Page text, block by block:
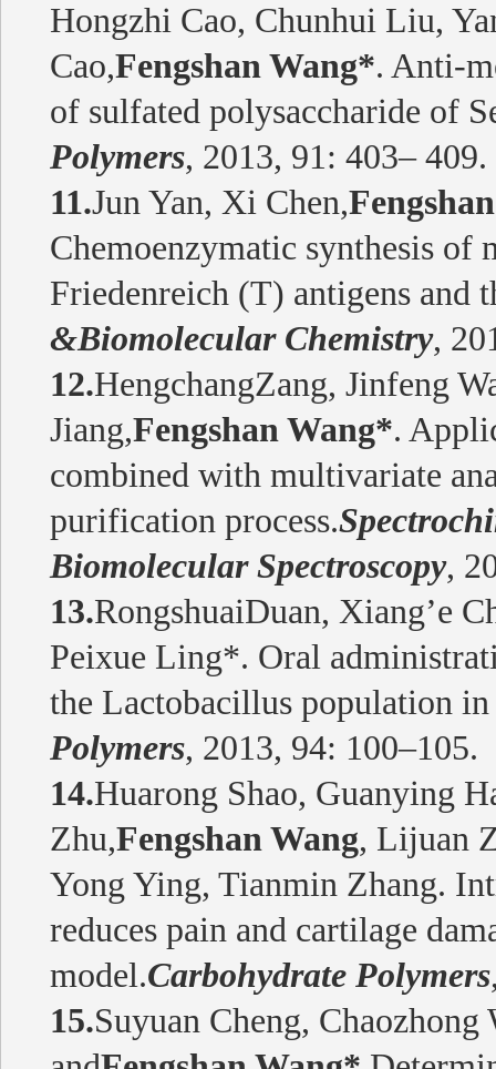
Hongzhi Cao, Chunhui Liu,
Cao,Fengshan Wang*. Anti-
of sulfated polysaccharide of
Polymers, 2013, 91: 403– 409.
11.Jun Yan, Xi Chen,
Chemoenzymatic synthesis of
Friedenreich (T) antigens and
&Biomolecular Chemistry,
12.HengchangZang, Jinfeng
Jiang,Fengshan Wang*.
combined with multivariate
purification process.
Biomolecular Spectroscopy,
13.RongshuaiDuan, Xiang’e
Peixue Ling*. Oral
the Lactobacillus population
Polymers, 2013, 94: 100–105.
14.Huarong Shao, Guanying
Zhu,Fengshan Wang, Lijuan
Yong Ying, Tianmin Zhang.
reduces pain and cartilage
model.Carbohydrate Polymers
15.Suyuan Cheng,